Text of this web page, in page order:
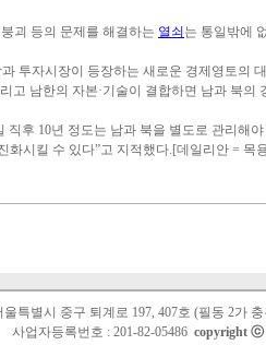
괴 등의 문제를 해결하는 열쇠 는 통일밖에
투자시장이 등장하는 새로운 경제영토의
고 남한의 자본·기술이 결합하면 남과 북의
직후 10년 정도는 남과 북을 별도로 관리해
시킬 수 있다”고 지적했다.[데일리안 = 목
울특별시 중구 퇴계로 197, 407호 (필동 2가
사업자등록번호 : 201-82-05486 copyright ⓒ